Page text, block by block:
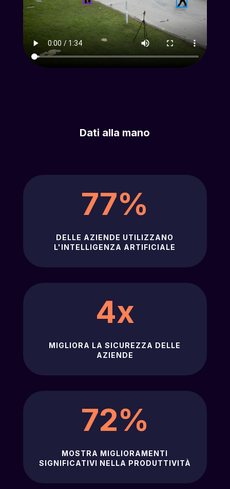
Dati alla mano
77%
DELLE AZIENDE UTILIZZANO
L'INTELLIGENZA ARTIFICIALE
4x
MIGLIORA LA SICUREZZA DELLE
AZIENDE
72%
MOSTRA MIGLIORAMENTI
SIGNIFICATIVI NELLA PRODUTTIVITÀ